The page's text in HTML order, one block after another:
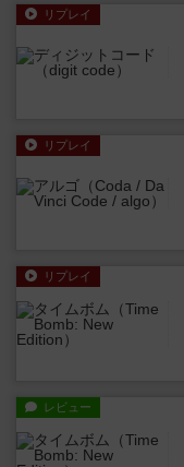
リプレイ
リプレイ
リプレイ
レビュー